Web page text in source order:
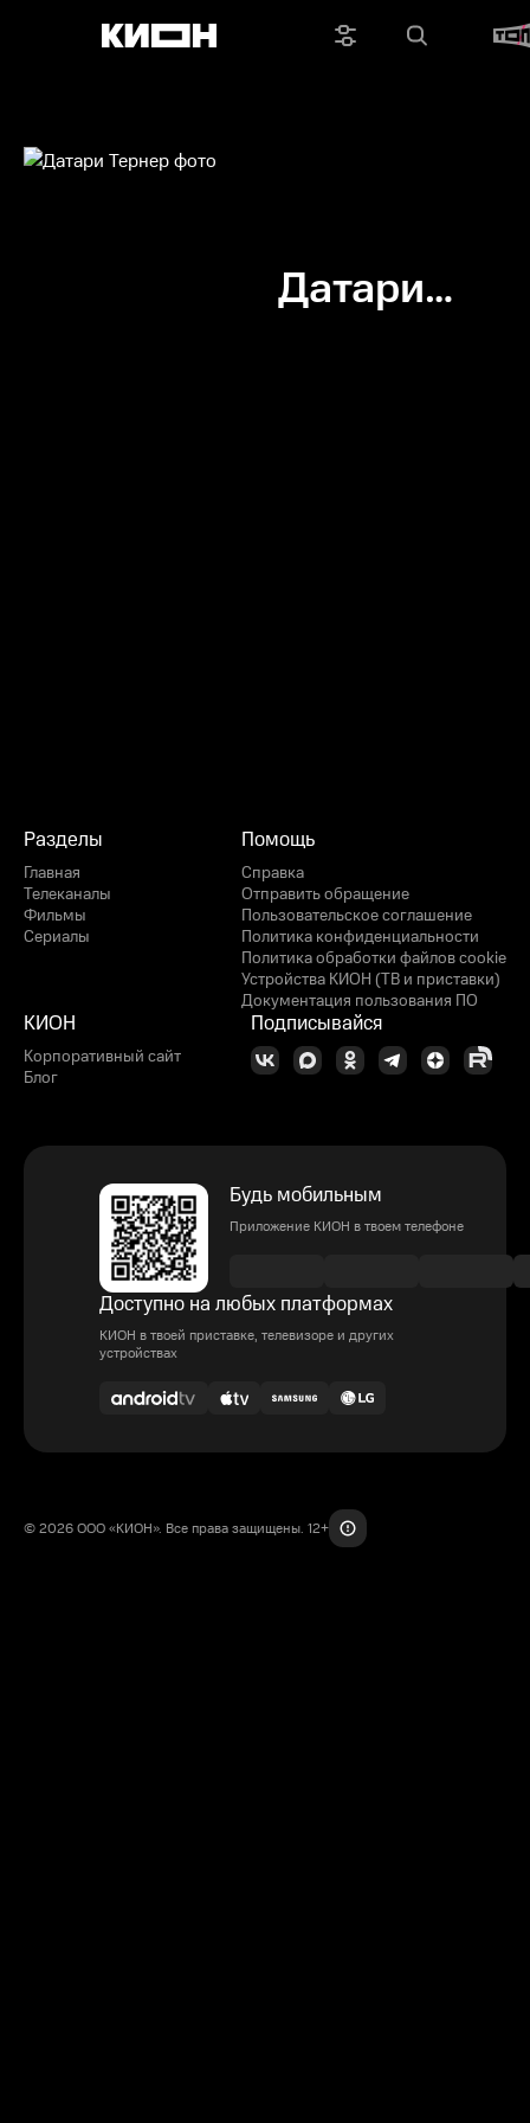
Датари
Разделы
Главная
Телеканалы
Фильмы
Сериалы
Помощь
Справка
Отправить обращение
Пользовательское соглашение
Политика конфиденциальности
Политика обработки файлов cookie
Устройства КИОН (ТВ и приставки)
Документация пользования ПО
КИОН
Корпоративный сайт
Блог
Подписывайся
Будь мобильным
Приложение КИОН в твоем телефоне
Доступно на любых платформах
КИОН в твоей приставке, телевизоре и других
устройствах
© 2026 ООО «КИОН». Все права защищены. 12+